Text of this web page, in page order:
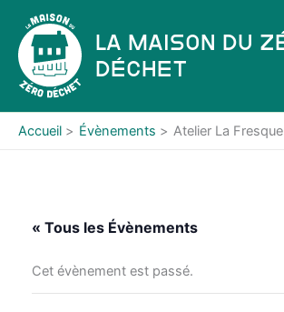
contenu
La Maison du
Déchet
Accueil Évènements Atelier La
« Tous les Évènements
Cet évènement est passé.